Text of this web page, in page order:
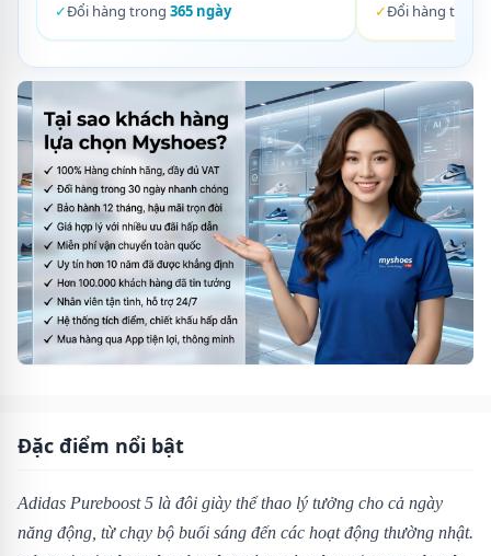
✓Đổi hàng trong 365 ngày
✓Đổi hàng trong
Đặc điểm nổi bật
Adidas Pureboost 5 là đôi giày thể thao lý tưởng cho cả ngày
năng động, từ chạy bộ buổi sáng đến các hoạt động thường nhật.